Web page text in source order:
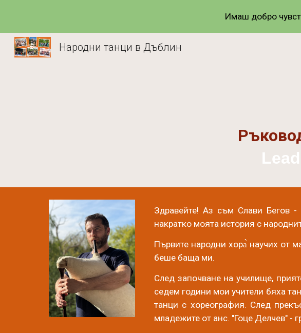
Skip to main content
Имаш добро
Народни танци в Дъблин
Здравейте! Аз съм Слави Бегов -
накратко моята история с
Първите народни хора̀ научих от
беше баща ми.
След започване на училище,
седем години мои учители бяха
танци с хореография. След
младежите от анс. "Гоце Делчев" -